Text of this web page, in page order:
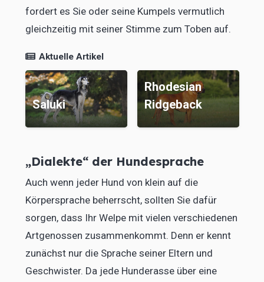
fordert es Sie oder seine Kumpels vermutlich
gleichzeitig mit seiner Stimme zum Toben auf.
Aktuelle Artikel
Saluki
Rhodesian
Ridgeback
„Dialekte“ der Hundesprache
Auch wenn jeder Hund von klein auf die
Körpersprache beherrscht, sollten Sie dafür
sorgen, dass Ihr Welpe mit vielen verschiedenen
Artgenossen zusammenkommt. Denn er kennt
zunächst nur die Sprache seiner Eltern und
Geschwister. Da jede Hunderasse über eine